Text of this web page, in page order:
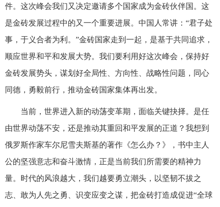
件。这次峰会我们又决定邀请多个国家成为金砖伙伴国。这
是金砖发展过程中的又一个重要进展。中国人常讲：“君子处
事，于义合者为利。”金砖国家走到一起，是基于共同追求，
顺应世界和平和发展大势。我们要利用好这次峰会，保持好
金砖发展势头，谋划好全局性、方向性、战略性问题，同心
同德，勇毅前行，推动金砖国家集体再出发。
当前，世界进入新的动荡变革期，面临关键抉择。是任
由世界动荡不安，还是推动其重回和平发展的正道？我想到
俄罗斯作家车尔尼雪夫斯基的著作《怎么办？》，书中主人
公的坚强意志和奋斗激情，正是当前我们所需要的精神力
量。时代的风浪越大，我们越要勇立潮头，以坚韧不拔之
志、敢为人先之勇、识变应变之谋，把金砖打造成促进“全球